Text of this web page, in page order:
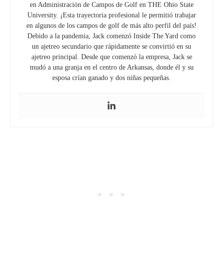
en Administración de Campos de Golf en THE Ohio State
University. ¡Esta trayectoria profesional le permitió trabajar
en algunos de los campos de golf de más alto perfil del país!
Debido a la pandemia, Jack comenzó Inside The Yard como
un ajetreo secundario que rápidamente se convirtió en su
ajetreo principal. Desde que comenzó la empresa, Jack se
mudó a una granja en el centro de Arkansas, donde él y su
esposa crían ganado y dos niñas pequeñas.